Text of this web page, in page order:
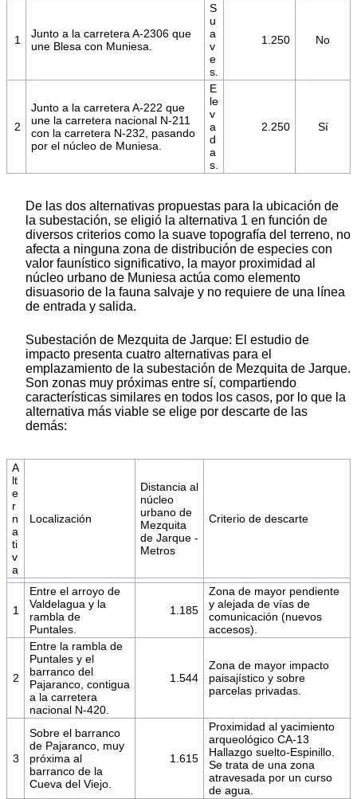
1
Junto a la carretera A-2306 que
une Blesa con Muniesa.
S
u
a
v
e
s.
1.250 No
2
Junto a la carretera A-222 que
une la carretera nacional N-211
con la carretera N-232, pasando
por el núcleo de Muniesa.
E
le
v
a
d
a
s.
2.250 Sí
De las dos alternativas propuestas para la ubicación de
la subestación, se eligió la alternativa 1 en función de
diversos criterios como la suave topografía del terreno, no
afecta a ninguna zona de distribución de especies con
valor faunístico significativo, la mayor proximidad al
núcleo urbano de Muniesa actúa como elemento
disuasorio de la fauna salvaje y no requiere de una línea
de entrada y salida.
Subestación de Mezquita de Jarque: El estudio de
impacto presenta cuatro alternativas para el
emplazamiento de la subestación de Mezquita de Jarque.
Son zonas muy próximas entre sí, compartiendo
características similares en todos los casos, por lo que la
alternativa más viable se elige por descarte de las
demás:
A
lt
e
r
n
a
ti
v
a
Localización
Distancia al
núcleo
urbano de
Mezquita
de Jarque -
Metros
Criterio de descarte
1
Entre el arroyo de
Valdelagua y la
rambla de
Puntales.
1.185
Zona de mayor pendiente
y alejada de vías de
comunicación (nuevos
accesos).
2
Entre la rambla de
Puntales y el
barranco del
Pajaranco, contigua
a la carretera
nacional N-420.
1.544
Zona de mayor impacto
paisajístico y sobre
parcelas privadas.
3
Sobre el barranco
de Pajaranco, muy
próxima al
barranco de la
Cueva del Viejo.
1.615
Proximidad al yacimiento
arqueológico CA-13
Hallazgo suelto-Espinillo.
Se trata de una zona
atravesada por un curso
de agua.